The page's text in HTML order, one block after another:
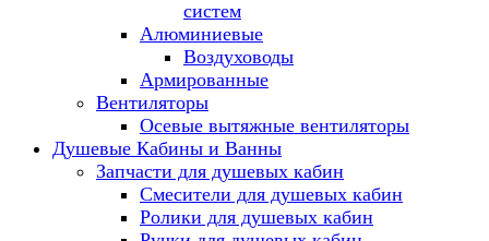
систем
Алюминиевые
Воздуховоды
Армированные
Вентиляторы
Осевые вытяжные вентиляторы
Душевые Кабины и Ванны
Запчасти для душевых кабин
Смесители для душевых кабин
Ролики для душевых кабин